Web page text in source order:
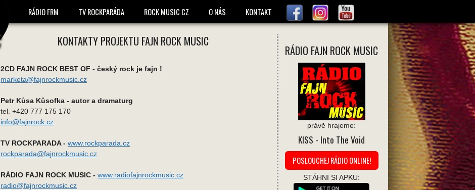
RÁDIO FRM TV ROCKPARÁDA ROCK MUSIC CZ O NÁS KONTAKT
KONTAKTY PROJEKTU FAJN ROCK MUSIC
2CD FAJN ROCK BEST OF - český rock je fajn !
marketa@fajnrockmusic.cz
Petr Kůsa Kůsofka - autor a dramaturg
tel. +420 777 175 170
info@fajnrock.cz
TV ROCKPARADA - www.rockparada.cz
rockparada@fajnrockmusic.cz
RÁDIO FAJN ROCK MUSIC - www.radiofajnrockmusic.cz
radio@fajnrockmusic.cz
RÁDIO FAJN ROCK MUSIC
právě hrajeme:
KISS - Into The Void
POSLOUCHEJ RÁDIO ONLINE!
STÁHNI SI APKU: